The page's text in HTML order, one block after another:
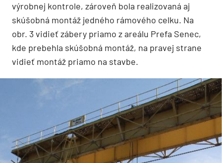
výrobnej kontrole, zároveň bola realizovaná aj
skúšobná montáž jedného rámového celku. Na
obr. 3 vidieť zábery priamo z areálu Prefa Senec,
kde prebehla skúšobná montáž, na pravej strane
vidieť montáž priamo na stavbe.